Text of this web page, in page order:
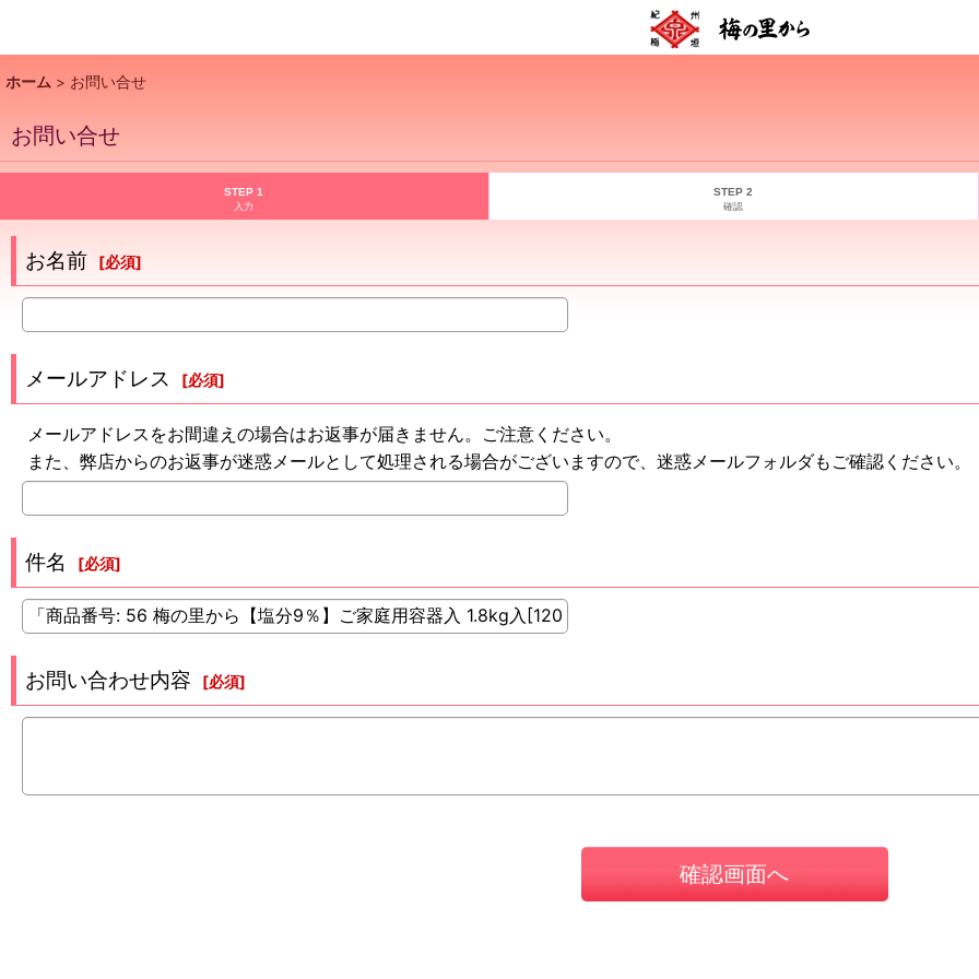
ホーム > お問い合せ
お問い合せ
STEP 1
入力
STEP 2
確認
お名前 [必須]
メールアドレス [必須]
メールアドレスをお間違えの場合はお返事が届きません。ご注意ください。
また、弊店からのお返事が迷惑メールとして処理される場合がございますので、迷惑メールフォルダもご確認ください。
件名 [必須]
お問い合わせ内容 [必須]
確認画面へ